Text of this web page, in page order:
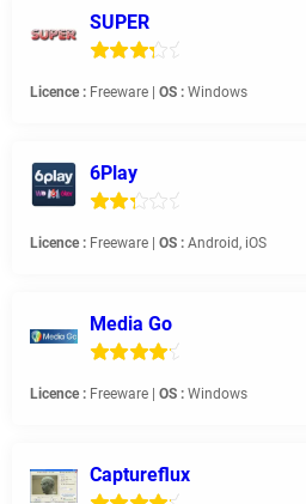
SUPER
Licence : Freeware | OS : Windows
6Play
Licence : Freeware | OS : Android, iOS
Media Go
Licence : Freeware | OS : Windows
Captureflux